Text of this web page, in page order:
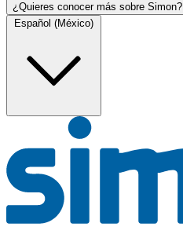
¿Quieres conocer más sobre Simon?